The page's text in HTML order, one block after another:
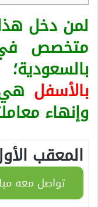
لمن دخل
متخصص في
بالأسفل
وإنهاء
المعقب
تواصل معه